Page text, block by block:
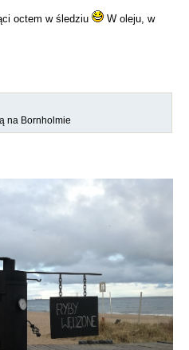
octem w śledziu
W oleju, w
na Bornholmie